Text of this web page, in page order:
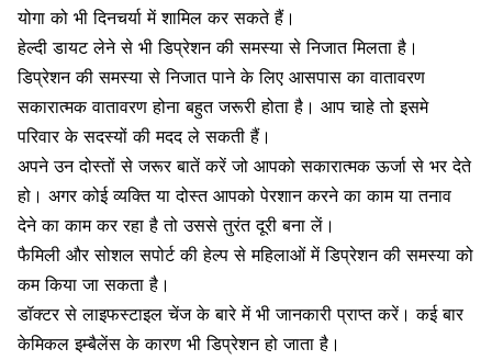
योगा को भी दिनचर्या में शामिल कर सकते हैं।
हेल्दी डायट लेने से भी डिप्रेशन की समस्या से निजात मिलता है।
डिप्रेशन की समस्या से निजात पाने के लिए आसपास का वातावरण
सकारात्मक वातावरण होना बहुत जरूरी होता है। आप चाहे तो इसमे
परिवार के सदस्यों की मदद ले सकती हैं।
अपने उन दोस्तों से जरूर बातें करें जो आपको सकारात्मक ऊर्जा से भर देते
हो। अगर कोई व्यक्ति या दोस्त आपको पेरशान करने का काम या तनाव
देने का काम कर रहा है तो उससे तुरंत दूरी बना लें।
फैमिली और सोशल सपोर्ट की हेल्प से महिलाओं में डिप्रेशन की समस्या को
कम किया जा सकता है।
डॉक्टर से लाइफस्टाइल चेंज के बारे में भी जानकारी प्राप्त करें। कई बार
केमिकल इम्बैलेंस के कारण भी डिप्रेशन हो जाता है।